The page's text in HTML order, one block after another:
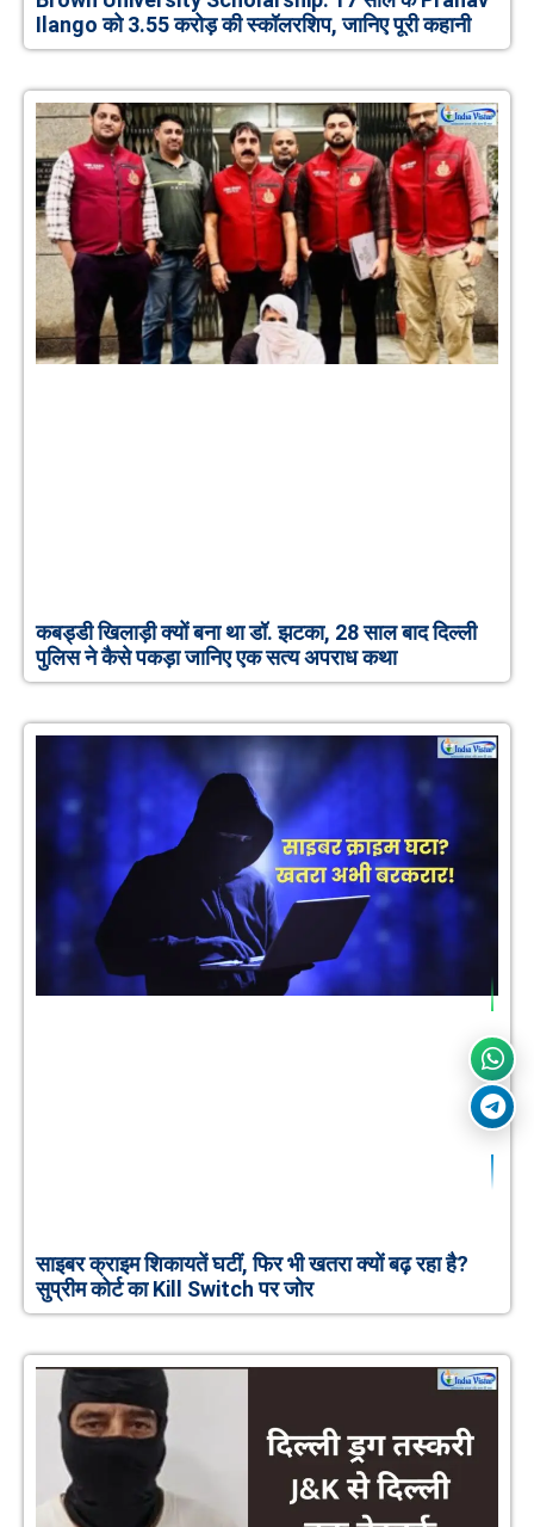
Ilango को 3.55 करोड़ की स्कॉलरशिप, जानिए पूरी कहानी
कबड्डी खिलाड़ी क्यों बना था डॉ. झटका, 28 साल बाद दिल्ली
पुलिस ने कैसे पकड़ा जानिए एक सत्य अपराध कथा
साइबर क्राइम शिकायतें घटीं, फिर भी खतरा क्यों बढ़ रहा है?
सुप्रीम कोर्ट का Kill Switch पर जोर